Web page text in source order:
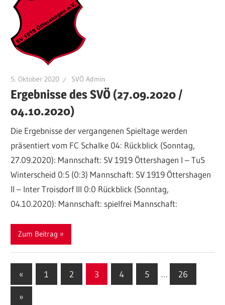
5. Oktober 2020 SVÖ Admin
Ergebnisse des SVÖ (27.09.2020 /
04.10.2020)
Die Ergebnisse der vergangenen Spieltage werden
präsentiert vom FC Schalke 04: Rückblick (Sonntag,
27.09.2020): Mannschaft: SV 1919 Öttershagen I – TuS
Winterscheid 0:5 (0:3) Mannschaft: SV 1919 Öttershagen
II – Inter Troisdorf III 0:0 Rückblick (Sonntag,
04.10.2020): Mannschaft: spielfrei Mannschaft:
Zum Beitrag
Seitennummerierung
der
« Vorherige
Beiträge
1 2 3 4 5 … 26
Nächste
»